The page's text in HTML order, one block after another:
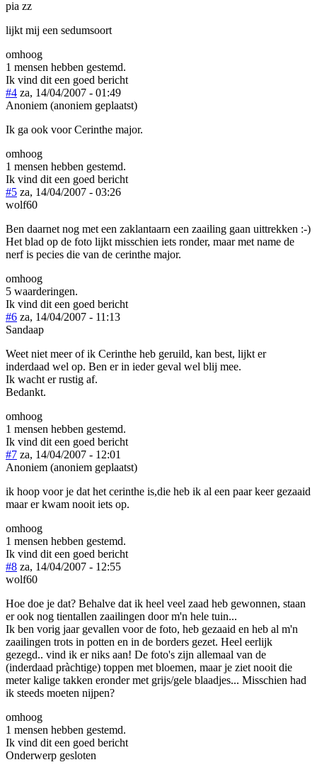
pia zz
lijkt mij een sedumsoort
omhoog
1 mensen hebben gestemd.
Ik vind dit een goed bericht
#4 za, 14/04/2007 - 01:49
Anoniem (anoniem geplaatst)
Ik ga ook voor Cerinthe major.
omhoog
1 mensen hebben gestemd.
Ik vind dit een goed bericht
#5 za, 14/04/2007 - 03:26
wolf60
Ben daarnet nog met een zaklantaarn een zaailing gaan uittrekken :-)
Het blad op de foto lijkt misschien iets ronder, maar met name de
nerf is pecies die van de cerinthe major.
omhoog
5 waarderingen.
Ik vind dit een goed bericht
#6 za, 14/04/2007 - 11:13
Sandaap
Weet niet meer of ik Cerinthe heb geruild, kan best, lijkt er
inderdaad wel op. Ben er in ieder geval wel blij mee.
Ik wacht er rustig af.
Bedankt.
omhoog
1 mensen hebben gestemd.
Ik vind dit een goed bericht
#7 za, 14/04/2007 - 12:01
Anoniem (anoniem geplaatst)
ik hoop voor je dat het cerinthe is,die heb ik al een paar keer gezaaid
maar er kwam nooit iets op.
omhoog
1 mensen hebben gestemd.
Ik vind dit een goed bericht
#8 za, 14/04/2007 - 12:55
wolf60
Hoe doe je dat? Behalve dat ik heel veel zaad heb gewonnen, staan
er ook nog tientallen zaailingen door m'n hele tuin...
Ik ben vorig jaar gevallen voor de foto, heb gezaaid en heb al m'n
zaailingen trots in potten en in de borders gezet. Heel eerlijk
gezegd.. vind ik er niks aan! De foto's zijn allemaal van de
(inderdaad pràchtige) toppen met bloemen, maar je ziet nooit die
meter kalige takken eronder met grijs/gele blaadjes... Misschien had
ik steeds moeten nijpen?
omhoog
1 mensen hebben gestemd.
Ik vind dit een goed bericht
Onderwerp gesloten